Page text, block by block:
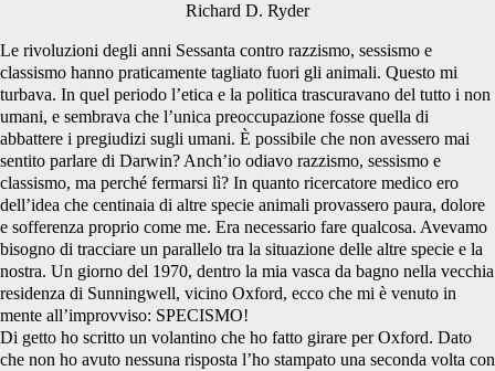
Richard D. Ryder
Le rivoluzioni degli anni Sessanta contro razzismo, sessismo e
classismo hanno praticamente tagliato fuori gli animali. Questo mi
turbava. In quel periodo l’etica e la politica trascuravano del tutto i non
umani, e sembrava che l’unica preoccupazione fosse quella di
abbattere i pregiudizi sugli umani. È possibile che non avessero mai
sentito parlare di Darwin? Anch’io odiavo razzismo, sessismo e
classismo, ma perché fermarsi lì? In quanto ricercatore medico ero
dell’idea che centinaia di altre specie animali provassero paura, dolore
e sofferenza proprio come me. Era necessario fare qualcosa. Avevamo
bisogno di tracciare un parallelo tra la situazione delle altre specie e la
nostra. Un giorno del 1970, dentro la mia vasca da bagno nella vecchia
residenza di Sunningwell, vicino Oxford, ecco che mi è venuto in
mente all’improvviso: SPECISMO!
Di getto ho scritto un volantino che ho fatto girare per Oxford. Dato
che non ho avuto nessuna risposta l’ho stampato una seconda volta con